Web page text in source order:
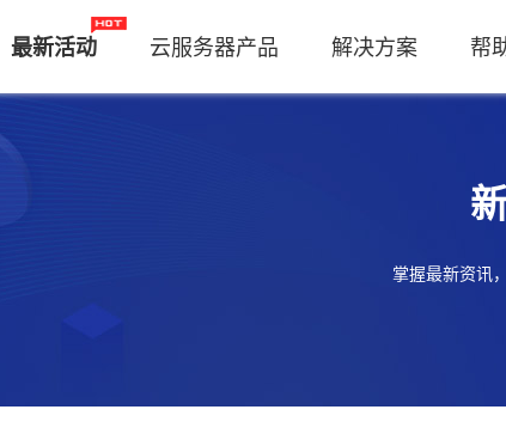
最新活动 云服务器产品 解决方案 帮
掌握最新资讯